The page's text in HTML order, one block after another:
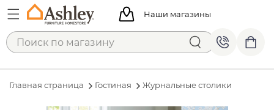
Наши магазины
Главная страница Гостиная Журнальные столики